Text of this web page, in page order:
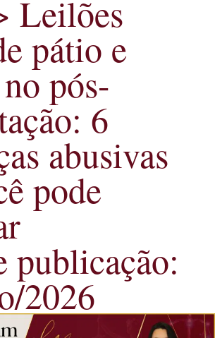
Leilões
pátio e
pós-
6
abusivas
pode
publicação:
2026